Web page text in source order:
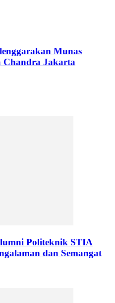
Munas
Chandra Jakarta
Politeknik STIA
dan Semangat